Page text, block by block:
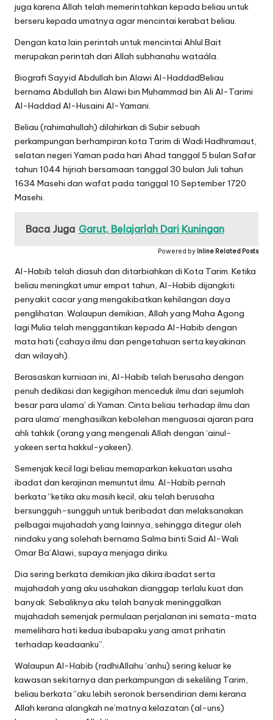
juga karena Allah telah memerintahkan kepada beliau untuk
berseru kepada umatnya agar mencintai kerabat beliau.
Dengan kata lain perintah untuk mencintai Ahlul Bait
merupakan perintah dari Allah subhanahu wataála.
Biografi Sayyid Abdullah bin Alawi Al-HaddadBeliau
bernama Abdullah bin Alawi bin Muhammad bin Ali Al-Tarimi
Al-Haddad Al-Husaini Al-Yamani.
Beliau (rahimahullah) dilahirkan di Subir sebuah
perkampungan berhampiran kota Tarim di Wadi Hadhramaut,
selatan negeri Yaman pada hari Ahad tanggal 5 bulan Safar
tahun 1044 hijriah bersamaan tanggal 30 bulan Juli tahun
1634 Masehi dan wafat pada tanggal 10 September 1720
Masehi.
Baca Juga Garut, Belajarlah Dari Kuningan
Powered by Inline Related Posts
Al-Habib telah diasuh dan ditarbiahkan di Kota Tarim. Ketika
beliau meningkat umur empat tahun, Al-Habib dijangkiti
penyakit cacar yang mengakibatkan kehilangan daya
penglihatan. Walaupun demikian, Allah yang Maha Agong
lagi Mulia telah menggantikan kepada Al-Habib dengan
mata hati (cahaya ilmu dan pengetahuan serta keyakinan
dan wilayah).
Berasaskan kurniaan ini, Al-Habib telah berusaha dengan
penuh dedikasi dan kegigihan menceduk ilmu dari sejumlah
besar para ulama’ di Yaman. Cinta beliau terhadap ilmu dan
para ulama’ menghasilkan kebolehan menguasai ajaran para
ahli tahkik (orang yang mengenali Allah dengan ‘ainul-
yakeen serta hakkul-yakeen).
Semenjak kecil lagi beliau memaparkan kekuatan usaha
ibadat dan kerajinan memuntut ilmu. Al-Habib pernah
berkata “ketika aku masih kecil, aku telah berusaha
bersungguh-sungguh untuk beribadat dan melaksanakan
pelbagai mujahadah yang lainnya, sehingga ditegur oleh
nindaku yang solehah bernama Salma binti Said Al-Wali
Omar Ba’Alawi, supaya menjaga diriku.
Dia sering berkata demikian jika dikira ibadat serta
mujahadah yang aku usahakan dianggap terlalu kuat dan
banyak. Sebaliknya aku telah banyak meninggalkan
mujahadah semenjak permulaan perjalanan ini semata-mata
memelihara hati kedua ibubapaku yang amat prihatin
terhadap keadaanku”.
Walaupun Al-Habib (radhiAllahu ‘anhu) sering keluar ke
kawasan sekitarnya dan perkampungan di sekeliling Tarim,
beliau berkata “aku lebih seronok bersendirian demi kerana
Allah kerana alangkah ne’matnya kelazatan (al-uns)